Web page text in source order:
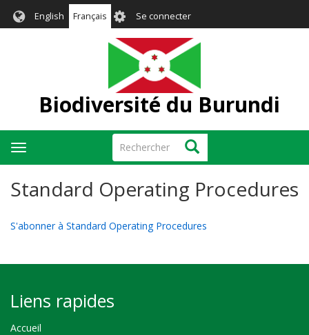
English Français User
account
menu
Se connecter
Biodiversité du Burundi
Rechercher Rechercher
Toggle
navigation
Standard Operating Procedures
S'abonner à Standard Operating Procedures
Liens rapides
Accueil